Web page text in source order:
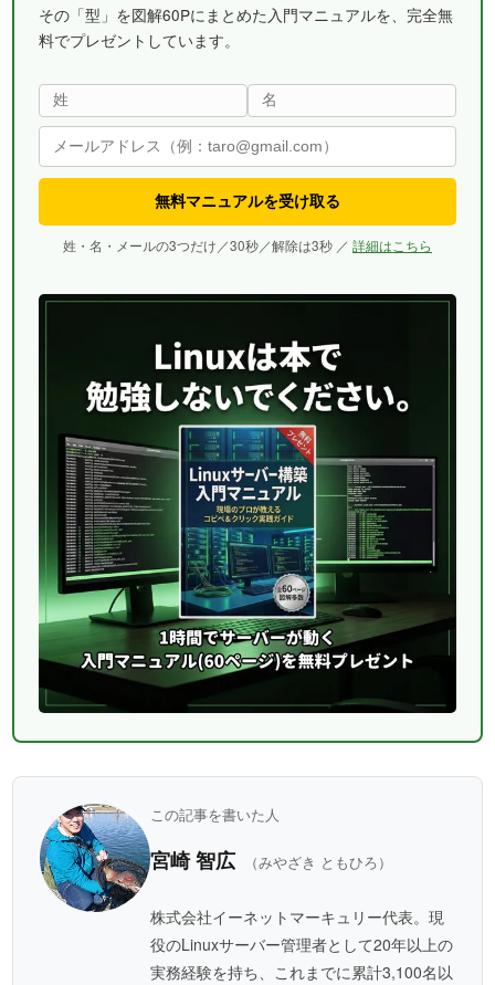
その「型」を図解60Pにまとめた入門マニュアルを、完全無
料でプレゼントしています。
無料マニュアルを受け取る
姓・名・メールの3つだけ／30秒／解除は3秒 ／ 詳細はこちら
この記事を書いた人
宮崎 智広 （みやざき ともひろ）
株式会社イーネットマーキュリー代表。現
役のLinuxサーバー管理者として20年以上の
実務経験を持ち、これまでに累計3,100名以